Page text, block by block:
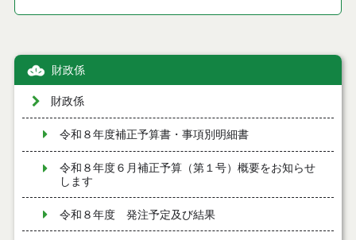
財政係
財政係
令和８年度補正予算書・事項別明細書
令和８年度６月補正予算（第１号）概要をお知らせ
します
令和８年度 発注予定及び結果